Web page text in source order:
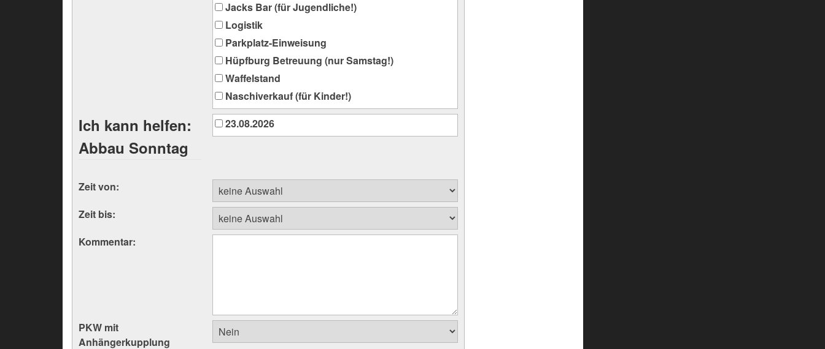
Jacks Bar (für Jugendliche!)
Logistik
Parkplatz-Einweisung
Hüpfburg Betreuung (nur Samstag!)
Waffelstand
Naschiverkauf (für Kinder!)
Ich kann helfen:
Abbau Sonntag
23.08.2026
Zeit von:
Zeit bis:
Kommentar:
PKW mit
Anhängerkupplung